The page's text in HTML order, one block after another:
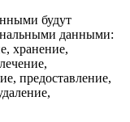
будут
данными:
хранение,
предоставление,